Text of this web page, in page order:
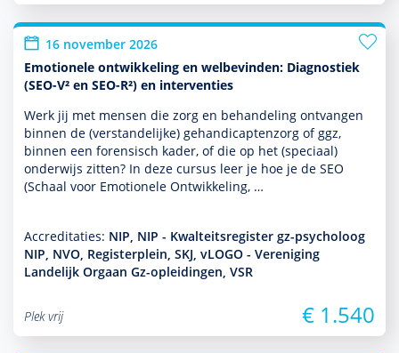
16 november 2026
Emotionele ontwikkeling en welbevinden: Diagnostiek
(SEO-V² en SEO-R²) en interventies
Werk jij met mensen die zorg en behan­del­ing ontvangen
binnen de (ver­stande­lijke) gehandi­capten­zorg of ggz,
binnen een foren­sisch kader, of die op het (speciaal)
onder­wijs zitten? In deze cursus leer je hoe je de SEO
(Schaal voor Emotionele Ontwikkeling, …
Accreditaties: NIP, NIP - Kwalteitsregister gz-psycholoog
NIP, NVO, Registerplein, SKJ, vLOGO - Vereniging
Landelijk Orgaan Gz-opleidingen, VSR
Plek vrij € 1.540